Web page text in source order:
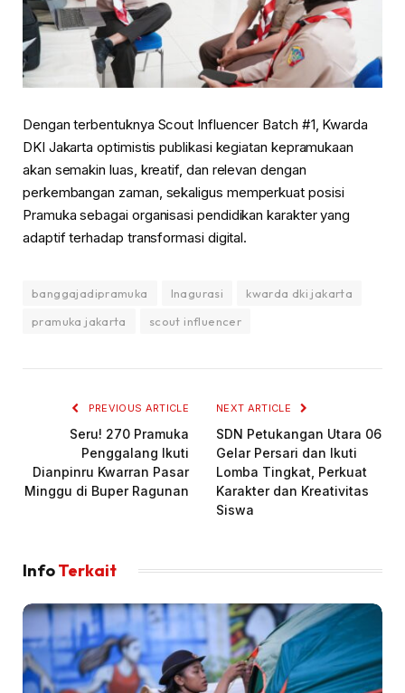
Dengan terbentuknya Scout Influencer Batch #1, Kwarda
DKI Jakarta optimistis publikasi kegiatan kepramukaan
akan semakin luas, kreatif, dan relevan dengan
perkembangan zaman, sekaligus memperkuat posisi
Pramuka sebagai organisasi pendidikan karakter yang
adaptif terhadap transformasi digital.
banggajadipramuka Inagurasi
kwarda dki jakarta
pramuka jakarta
scout influencer
PREVIOUS ARTICLE
Seru! 270 Pramuka
Penggalang Ikuti
Dianpinru Kwarran Pasar
Minggu di Buper Ragunan
NEXT ARTICLE
SDN Petukangan Utara 06
Gelar Persari dan Ikuti
Lomba Tingkat, Perkuat
Karakter dan Kreativitas
Siswa
InfoTerkait